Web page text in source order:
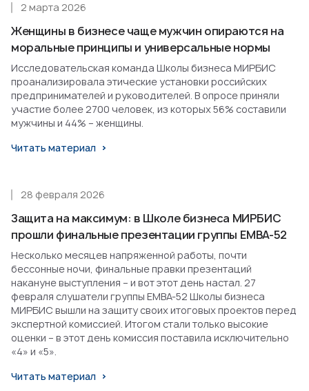
Женщины в бизнесе чаще мужчин опираются на
моральные принципы и универсальные нормы
2 марта 2026
Исследовательская команда Школы бизнеса МИРБИС
проанализировала этические установки российских
предпринимателей и руководителей. В опросе приняли
участие более 2700 человек, из которых 56% составили
мужчины и 44% – женщины.
Читать материал
Защита на максимум: в Школе бизнеса МИРБИС
прошли финальные презентации группы EMBA-52
28 февраля 2026
Несколько месяцев напряженной работы, почти
бессонные ночи, финальные правки презентаций
накануне выступления – и вот этот день настал. 27
февраля слушатели группы EMBA-52 Школы бизнеса
МИРБИС вышли на защиту своих итоговых проектов перед
экспертной комиссией. Итогом стали только высокие
оценки – в этот день комиссия поставила исключительно
«4» и «5».
Читать материал